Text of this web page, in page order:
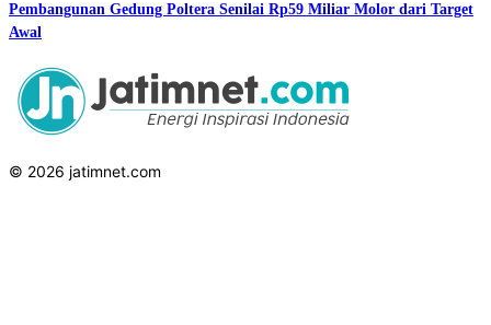
Pembangunan Gedung Poltera Senilai Rp59 Miliar Molor dari Target
Awal
© 2026 jatimnet.com